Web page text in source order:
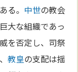
る。 中世の教会
大な組織であっ
を否定し、司祭
教皇の支配は揺